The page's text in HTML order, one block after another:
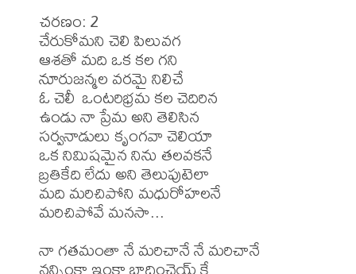
చరణం: 2
చేరుకోమని చెలి పిలువగ
ఆశతో మది ఒక కల గని
నూరుజన్మల వరమై నిలిచే
ఓ చెలీ ఒంటరిభ్రమ కల చెదిరిన
ఉండు నా ప్రేమ అని తెలిసిన
సర్వనాడులు కృంగవా చెలియా
ఒక నిమిషమైన నిను తలవకనే
బ్రతికేది లేదు అని తెలుపుటెలా
మది మరిచిపోని మధురోహలనే
మరిచిపోవే మనసా...
నా గతమంతా నే మరిచానే నే మరిచానే